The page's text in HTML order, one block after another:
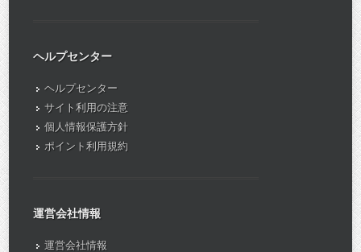
ヘルプセンター
ヘルプセンター
サイト利用の注意
個人情報保護方針
ポイント利用規約
運営会社情報
運営会社情報